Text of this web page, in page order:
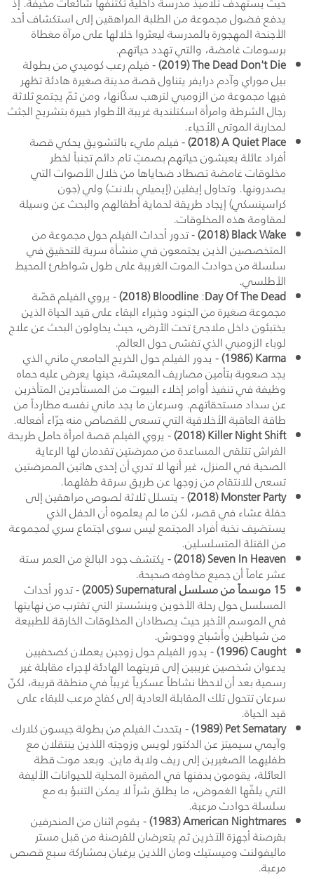
يدفع فضول مجموعة من الطلبة المراهقين إلى استكشاف أحد
الأجنحة المهجورة بالمدرسة ليعثروا خلالها على مرآة مغطاة
برسومات غامضة، والتي تهدد حياتهم.
The Dead Don't Die
(2019) - فيلم رعب كوميدي من بطولة
بيل موراي وآدم درايفر يتناول قصة مدينة صغيرة هادئة تظهر
فيها مجموعة من الزومبي لترهب سكّانها، ومن ثمّ يجتمع ثلاثة
رجال الشرطة وامرأة اسكتلندية غريبة الأطوار خبيرة بتشريح الجثث
لمحاربة الموتى الأحياء.
A Quiet Place
(2018) - فيلم مليء بالتشويق يحكي قصة
أفراد عائلة يعيشون حياتهم بصمتٍ تام دائم تجنباً لخطر
مخلوقات غامضة تصطاد ضحاياها من خلال اﻷصوات التي
يصدرونها. وتحاول إيفلين (إيميلي بلانت) ولي (جون
كراسينسكي) إيجاد طريقة لحماية أطفالهم والبحث عن وسيلة
لمقاومة هذه المخلوقات.
Black Wake
(2018) - تدور أحداث الفيلم حول مجموعة من
المتخصصين الذين يجتمعون في منشأة سرية للتحقيق في
سلسلة من حوادث الموت الغريبة على طول شواطئ المحيط
الأطلسي.
Day Of The Dead
:
Bloodline
(2018) - يروي الفيلم قصّة
مجموعة صغيرة من الجنود وخبراء البقاء على قيد الحياة الذين
يختبئون داخل ملاجئ تحت الأرض، حيث يحاولون البحث عن علاج
لوباء الزومبي الذي تفشى حول العالم.
Karma
(1986) - يدور الفيلم حول الخريج الجامعي ماني الذي
يجد صعوبة بتأمين مصاريف المعيشة، حينها يعرض عليه حماه
وظيفة في تنفيذ أوامر إخلاء البيوت من المستأجرين المتأخرين
عن سداد مستحقاتهم. وسرعان ما يجد ماني نفسه مطارداً من
طاقة العاقبة الأخلاقية التي تسعى للقصاص منه جرّاء أفعاله.
Killer Night Shift
(2018) - يروي الفيلم قصة امرأة حامل طريحة
الفراش تتلقى المساعدة من ممرضتين تقدمان لها الرعاية
الصحية في المنزل، غير أنها لا تدري أن إحدى هاتين الممرضتين
تسعى للانتقام من زوجها عن طريق سرقة طفلهما.
Monster Party
(2018) - يتسلل ثلاثة لصوص مراهقين إلى
حفلة عشاء في قصر، لكن ما لم يعلموه أن الحفل الذي
يستضيف نخبة أفراد المجتمع ليس سوى اجتماع سري لمجموعة
من القتلة المتسلسلين.
Seven In Heaven
(2018) - يكتشف جود البالغ من العمر ستة
عشر عاماً أن جميع مخاوفه صحيحة.
15 موسماً من مسلسل Supernatural
(2005) - تدور أحداث
المسلسل حول رحلة الأخوين وينشستر التي تقترب من نهايتها
في الموسم الأخير حيث يصطادان المخلوقات الخارقة للطبيعة
من شياطين وأشباح ووحوش.
Caught
(1996) - يدور الفيلم حول زوجين يعملان كصحفيين
يدعوان شخصين غريبين إلى قريتهما الهادئة لإجراء مقابلة غير
رسمية بعد أن لاحظا نشاطاً عسكرياً غريباً في منطقة قريبة، لكنّ
سرعان تتحول تلك المقابلة العادية إلى كفاح مرعب للبقاء على
قيد الحياة.
Pet Sematary
(1989) - يتحدث الفيلم من بطولة جيسون كلارك
وآيمي سيميتز عن الدكتور لويس وزوجته اللذين ينتقلان مع
طفليهما الصغيرين إلى ريف ولاية ماين. وبعد موت قطة
العائلة، يقومون بدفنها في المقبرة المحلية للحيوانات الأليفة
التي يلفّها الغموض، ما يطلق شراً لا يمكن التنبؤ به مع
سلسلة حوادث مرعبة.
American Nightmares
(1983) - يقوم اثنان من المنحرفين
بقرصنة أجهزة الآخرين ثم يتعرضان للقرصنة من قبل مستر
ماليفولنت وميستيك ومان اللذين يرغبان بمشاركة سبع قصص
مرعبة.